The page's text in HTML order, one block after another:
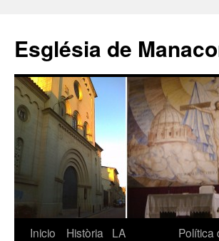
contenido
Església de
Inicio Història
LA
Política